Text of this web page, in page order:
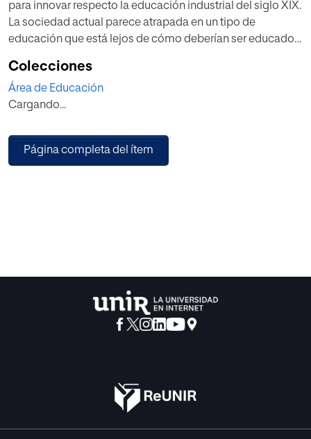
para innovar respecto la educación industrial del siglo XIX.
La sociedad actual parece atrapada en un tipo de
educación que está lejos de cómo deberían ser educados
elaborado una unidad didáctica basada en el aprendizaje
por proyectos dentro de un aula de inglés de 4º de la ESO.
Como esta metodología destaca la importancia de que
optado por las sitcoms televisivas Friends y How I met
your mother para aproximar al estudiante la realidad de la
unidad didáctica no se ha podido aplicar a la realidad,
quedando, por tanto, la incertidumbre de si funcionaría.
Colecciones
Área de Educación
Cargando...
Página completa del ítem